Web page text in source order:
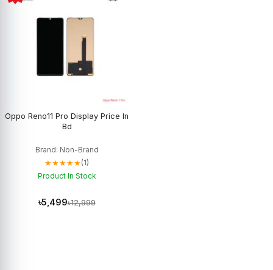
Oppo Reno11 Pro Display Price In
Bd
Brand: Non-Brand
★★★★★(1)
Product In Stock
৳5,499৳12,999